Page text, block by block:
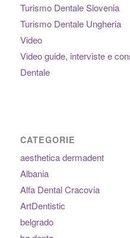
Turismo Dentale Slovenia
Turismo Dentale Ungheria
Video
Video guide, interviste e
Dentale
CATEGORIE
aesthetica dermadent
Albania
Alfa Dental Cracovia
ArtDentistic
belgrado